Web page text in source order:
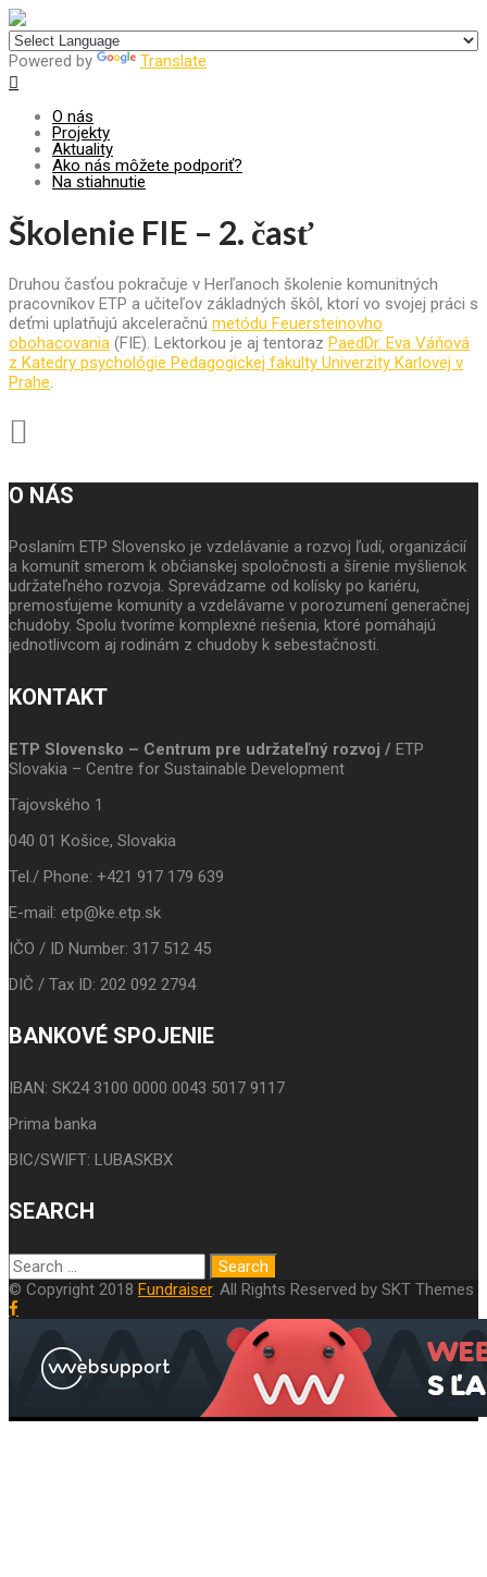
Powered by Translate
O nás
Projekty
Aktuality
Ako nás môžete podporiť?
Na stiahnutie
Školenie FIE – 2. časť
Druhou časťou pokračuje v Herľanoch školenie komunitných
pracovníkov ETP a učiteľov základných škôl, ktorí vo svojej práci s
deťmi uplatňujú akceleračnú metódu Feuersteinovho
obohacovania (FIE). Lektorkou je aj tentoraz PaedDr. Eva Váňová
z Katedry psychológie Pedagogickej fakulty Univerzity Karlovej v
Prahe.
O NÁS
Poslaním ETP Slovensko je vzdelávanie a rozvoj ľudí, organizácií
a komunít smerom k občianskej spoločnosti a šírenie myšlienok
udržateľného rozvoja. Sprevádzame od kolísky po kariéru,
premosťujeme komunity a vzdelávame v porozumení generačnej
chudoby. Spolu tvoríme komplexné riešenia, ktoré pomáhajú
jednotlivcom aj rodinám z chudoby k sebestačnosti.
KONTAKT
ETP Slovensko – Centrum pre udržateľný rozvoj / ETP
Slovakia – Centre for Sustainable Development
Tajovského 1
040 01 Košice, Slovakia
Tel./ Phone: +421 917 179 639
E-mail: etp@ke.etp.sk
IČO / ID Number: 317 512 45
DIČ / Tax ID: 202 092 2794
BANKOVÉ SPOJENIE
IBAN: SK24 3100 0000 0043 5017 9117
Prima banka
BIC/SWIFT: LUBASKBX
SEARCH
© Copyright 2018 Fundraiser. All Rights Reserved by SKT Themes